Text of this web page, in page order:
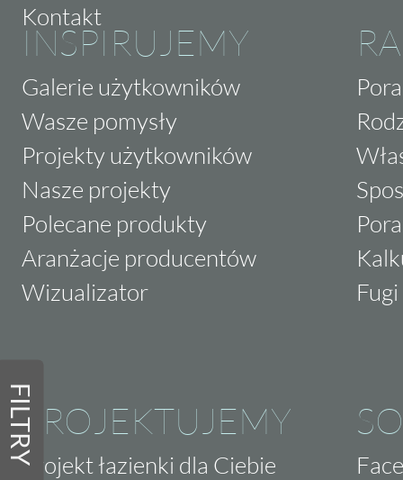
FILTRY
Kontakt
INSPIRUJEMY
Galerie użytkowników
Wasze pomysły
Projekty użytkowników
Nasze projekty
Polecane produkty
Aranżacje producentów
Wizualizator
PROJEKTUJEMY
Projekt łazienki dla Ciebie